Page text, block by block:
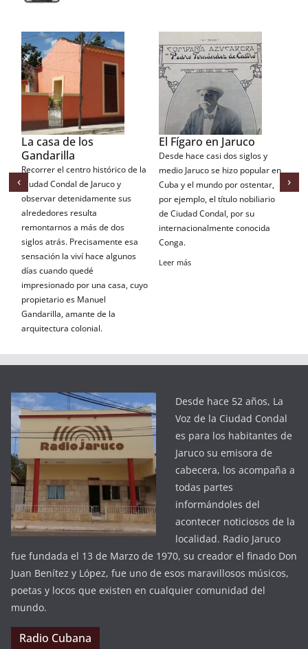
El Fígaro en Jaruco
Desde hace casi dos siglos y
medio Jaruco se hizo popular en
Cuba y el mundo por ostentar,
por ejemplo, el título nobiliario
de Ciudad Condal, por su
internacionalmente conocida
Conga.
Leer más
Bainoa: donde chifla el
burro
En 1795 fue fundado el poblado
de Bainoa, perteneciente a la
Ciudad Condal de Jaruco. Las
actividades económicas de sus
habitantes eran
fundamentalmente la
‹ ›
Desde hace 52 años, La
Voz de la Ciudad Condal
es para los habitantes de
Jaruco su emisora de
cabecera, los acompaña a
todas partes
informándoles del
acontecer noticiosos de la
localidad. Radio Jaruco
fue fundada el 13 de Marzo de 1970, su creador el finado Don
Juan Benítez y López, fue uno de esos maravillosos músicos,
poetas y locos que existen en cualquier comunidad del
mundo.
Radio Cubana